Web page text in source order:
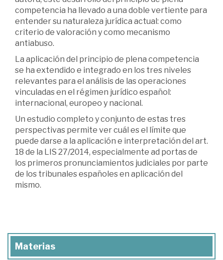
competencia ha llevado a una doble vertiente para
entender su naturaleza jurídica actual: como
criterio de valoración y como mecanismo
antiabuso.
La aplicación del principio de plena competencia
se ha extendido e integrado en los tres niveles
relevantes para el análisis de las operaciones
vinculadas en el régimen jurídico español:
internacional, europeo y nacional.
Un estudio completo y conjunto de estas tres
perspectivas permite ver cuál es el límite que
puede darse a la aplicación e interpretación del art.
18 de la LIS 27/2014, especialmente ad portas de
los primeros pronunciamientos judiciales por parte
de los tribunales españoles en aplicación del
mismo.
Materias